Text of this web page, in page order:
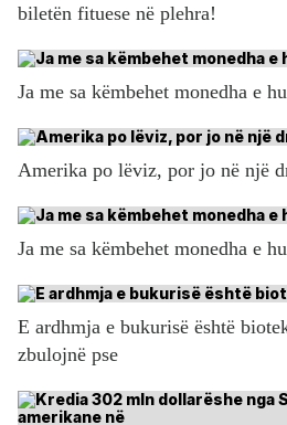
biletën fituese në plehra!
Ja me sa këmbehet monedha e
Amerika po lëviz, por jo në një
Ja me sa këmbehet monedha e
E ardhmja e bukurisë është
zbulojnë pse